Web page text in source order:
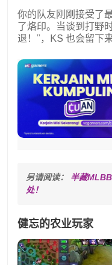
你的队友刚刚接受了
了烙印。当谈到打野
退！”，KS 也会留下
另请阅读： 半藏
处！
健忘的农业玩家